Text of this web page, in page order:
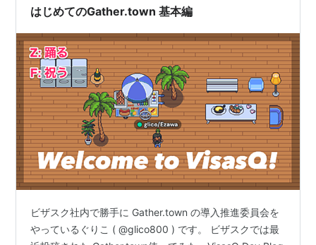
書かれています。最新の情報は 公式ページ …
はじめてのGather.town 基本編
ビザスク社内で勝手に Gather.town の導入推進委員会を
やっているぐりこ ( @glico800 ) です。 ビザスクでは最